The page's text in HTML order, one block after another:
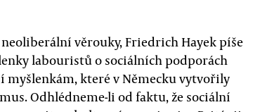
neoliberální věrouky, Friedrich Hayek píše
labouristů o sociálních podporách
myšlenkám, které v Německu vytvořily
Odhlédneme-li od faktu, že sociální